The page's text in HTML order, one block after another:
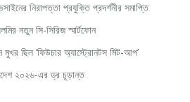
নিরাপত্তা প্রযুক্তি প্রদর্শনীর সমাপ্তি
নতুন সি-সিরিজ স্মার্টফোন
মুখর ছিল ‘ফিউচার অ্যাস্ট্রোনটস মিট-আপ’
২০২৬-এর ড্র চূড়ান্ত